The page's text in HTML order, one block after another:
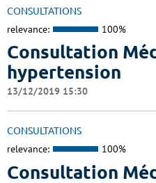
CONSULTATIONS
relevance: 100%
Consultation
hypertension
13/12/2019 15:30
CONSULTATIONS
relevance: 100%
Consultation